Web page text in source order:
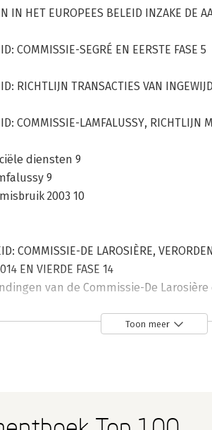
IN HET EUROPEES BELEID INZAKE DE
COMMISSIE-SEGRÉ EN EERSTE FASE 5
RICHTLIJN TRANSACTIES VAN
COMMISSIE-LAMFALUSSY, RICHTLIJN
diensten 9
9
2003 10
COMMISSIE-DE LAROSIÈRE,
EN VIERDE FASE 14
van de Commissie-De
verordening marktmisbruik 21
Toon meer